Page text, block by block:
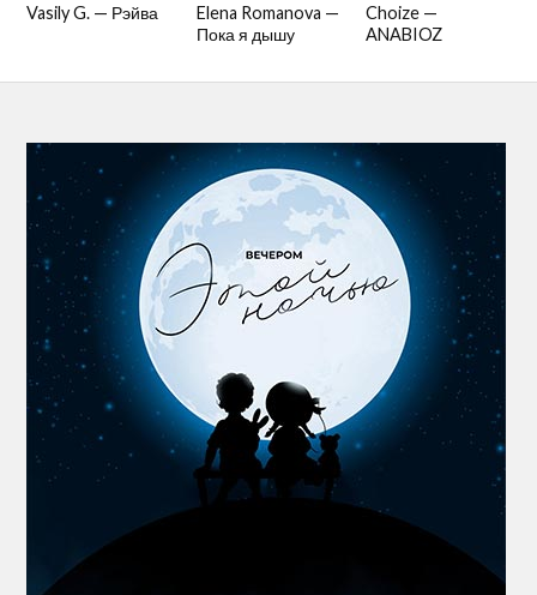
Vasily G. — Рэйва
Elena Romanova —
Пока я дышу
Choize —
ANABIOZ